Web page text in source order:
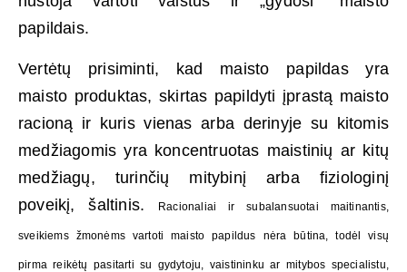
papildais.
Vertėtų prisiminti, kad maisto papildas yra
maisto produktas, skirtas papildyti įprastą maisto
racioną ir kuris vienas arba derinyje su kitomis
medžiagomis yra koncentruotas maistinių ar kitų
medžiagų, turinčių mitybinį arba fiziologinį
poveikį, šaltinis.
Racionaliai ir subalansuotai maitinantis,
sveikiems žmonėms vartoti maisto papildus nėra būtina, todėl visų
pirma reikėtų pasitarti su gydytoju, vaistininku ar mitybos specialistu,